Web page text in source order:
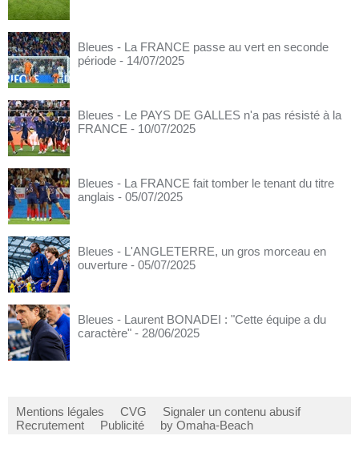
Bleues - La FRANCE passe au vert en seconde
période - 14/07/2025
Bleues - Le PAYS DE GALLES n'a pas résisté à la
FRANCE - 10/07/2025
Bleues - La FRANCE fait tomber le tenant du titre
anglais - 05/07/2025
Bleues - L'ANGLETERRE, un gros morceau en
ouverture - 05/07/2025
Bleues - Laurent BONADEI : "Cette équipe a du
caractère" - 28/06/2025
Mentions légales CVG
Signaler un contenu abusif
Recrutement
Publicité by Omaha-Beach